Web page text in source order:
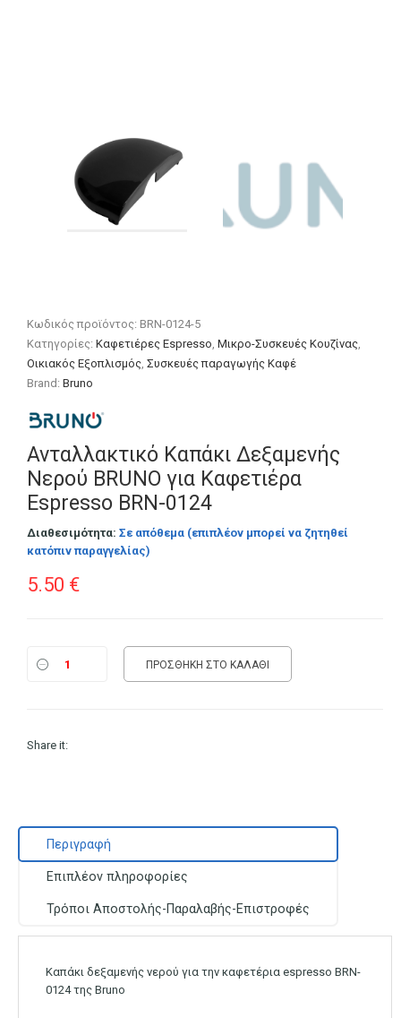
Κωδικός προϊόντος: BRN-0124-5
Κατηγορίες:Καφετιέρες Espresso,Μικρο-Συσκευές Κουζίνας,
Οικιακός Εξοπλισμός,Συσκευές παραγωγής Καφέ
Brand:Bruno
Ανταλλακτικό Καπάκι Δεξαμενής
Νερού BRUNO για Καφετιέρα
Espresso BRN-0124
Διαθεσιμότητα:Σε απόθεμα (επιπλέον μπορεί να ζητηθεί
κατόπιν παραγγελίας)
5.50 €
ΠΡΟΣΘΉΚΗ ΣΤΟ ΚΑΛΆΘΙ
Share it:
Περιγραφή
Επιπλέον πληροφορίες
Τρόποι Αποστολής-Παραλαβής-Επιστροφές
Καπάκι δεξαμενής νερού για την καφετέρια espresso BRN-
0124 της Bruno